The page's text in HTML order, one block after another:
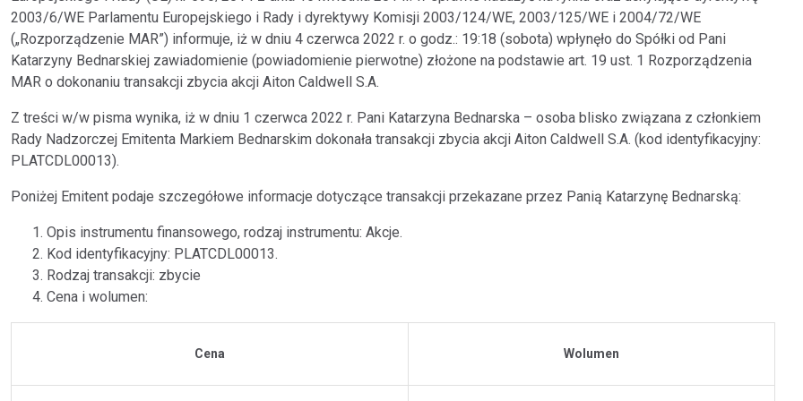
2003/6/WE Parlamentu Europejskiego i Rady i dyrektywy Komisji 2003/124/WE, 2003/125/WE i 2004/72/WE
(„Rozporządzenie MAR”) informuje, iż w dniu 4 czerwca 2022 r. o godz.: 19:18 (sobota) wpłynęło do Spółki od Pani
Katarzyny Bednarskiej zawiadomienie (powiadomienie pierwotne) złożone na podstawie art. 19 ust. 1 Rozporządzenia
MAR o dokonaniu transakcji zbycia akcji Aiton Caldwell S.A.
Z treści w/w pisma wynika, iż w dniu 1 czerwca 2022 r. Pani Katarzyna Bednarska – osoba blisko związana z członkiem
Rady Nadzorczej Emitenta Markiem Bednarskim dokonała transakcji zbycia akcji Aiton Caldwell S.A. (kod identyfikacyjny:
PLATCDL00013).
Poniżej Emitent podaje szczegółowe informacje dotyczące transakcji przekazane przez Panią Katarzynę Bednarską:
Opis instrumentu finansowego, rodzaj instrumentu: Akcje.
Kod identyfikacyjny: PLATCDL00013.
Rodzaj transakcji: zbycie
Cena i wolumen:
Cena Wolumen